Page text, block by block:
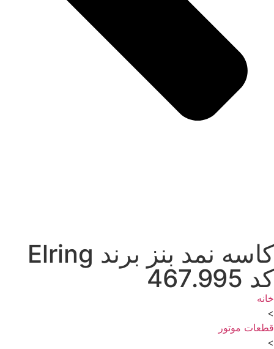
کاسه نمد بنز برند Elring
کد 467.995
خانه
>
قطعات موتور
>